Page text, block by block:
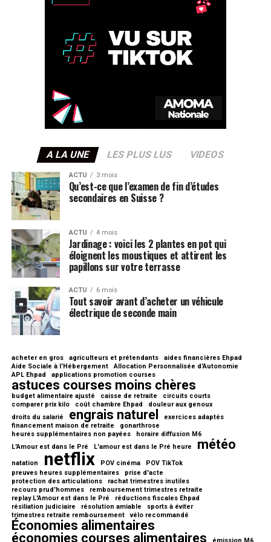
A LA UNE LES PLUS LUS VIDEOS
ACTU 3 mois
Qu’est-ce que l’examen de fin d’études
secondaires en Suisse ?
ACTU 4 mois
Jardinage : voici les 2 plantes en pot qui
éloignent les moustiques et attirent les
papillons sur votre terrasse
ACTU 6 mois
Tout savoir avant d’acheter un véhicule
électrique de seconde main
acheter en gros agriculteurs et prétendants
aides financières Ehpad
Aide Sociale à l'Hébergement
Allocation Personnalisée d'Autonomie
APL Ehpad
applications promotion courses
astuces courses moins chères
budget alimentaire ajusté caisse de retraite
circuits courts
comparer prix kilo
coût chambre Ehpad
douleur aux genoux
droits du salarié
engrais naturel
exercices adaptés
financement maison de retraite
gonarthrose
heures supplémentaires non payées
horaire diffusion M6
L'Amour est dans le Pré
L'amour est dans le Pré heure météo
natation netflix POV cinéma
POV TikTok
preuves heures supplémentaires
prise d'acte
protection des articulations
rachat trimestres inutiles
recours prud'hommes
remboursement trimestres retraite
replay L'Amour est dans le Pré
réductions fiscales Ehpad
résiliation judiciaire
résolution amiable
sports à éviter
trimestres retraite remboursement
vélo recommandé
Économies alimentaires
économies courses alimentaires